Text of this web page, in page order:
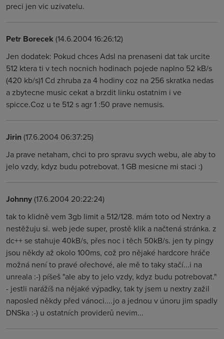
preci jen vic uzivatelu.
Petr Borecek (14.6.2004 16:26:12)
Jen dodatek: Pokud chces Adsl na prenaseni dat tak urcite
512 ktera ti v tech nocnich hodinach pojede naplno 52 kB/s
(420 kb/s)1 Cd zhruba za 4 hodiny coz na 256 skratka nedas
a zbytecne music cekat a brzdit linku ostatnim i ve
spicce.Coz u te 512 s agr 1 :50 prave nemusis.
Jirin(17.6.2004 06:37:25)
Ja prave netaham, chci to pro spravu svych webu, ale aby to
jelo vzdy, kdyz budu potrebovat. 1 GB mesicne mi staci :)
Johnny(17.6.2004 20:22:24)
tak to klidně vem 3gb limit a 512/128. mám toto od Nextry a
nestěžuju si. web jede super, prostě klik a načtená stránka. z
dc++ se stahuje 40kB/s, přes noc i těch 50kB/s. jen ty pingy
jsou někdy až okolo 100ms, což pro nějaké hardcore hráče
možná není to pravé ořechové, ale mě to taky stačí...i na
unreala :-) píšeš "ale aby to jelo vzdy, kdyz budu potrebovat."
- jestli narážíš na nějaké výpadky, tak ty jsem u nextry zažil
naposled někdy před vánoci....jo a jednou v únoru jim spadly
DNSka :-) u ostatních providerů nevim...